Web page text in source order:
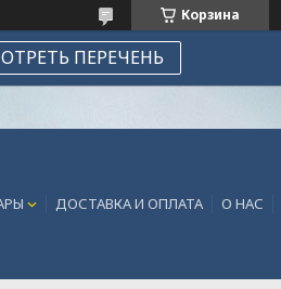
Корзина
ПЕРЕЧЕНЬ
ДОСТАВКА И ОПЛАТА О НАС